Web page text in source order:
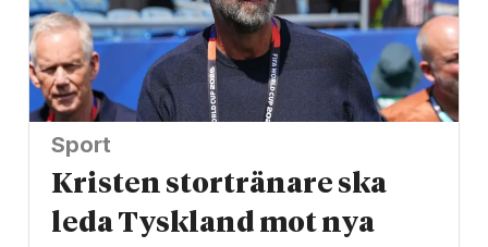
Sport
Kristen stortränare ska
leda Tyskland mot nya